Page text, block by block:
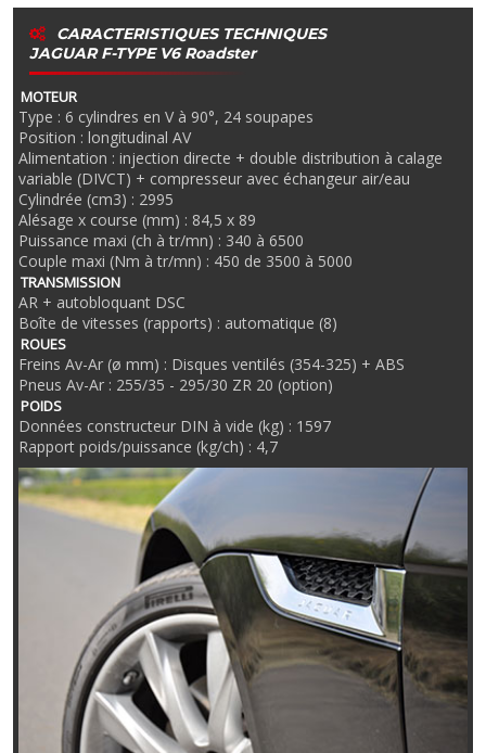
CARACTERISTIQUES TECHNIQUES
JAGUAR F-TYPE V6 Roadster
MOTEUR
Type : 6 cylindres en V à 90°, 24 soupapes
Position : longitudinal AV
Alimentation : injection directe + double distribution à calage
variable (DIVCT) + compresseur avec échangeur air/eau
Cylindrée (cm3) : 2995
Alésage x course (mm) : 84,5 x 89
Puissance maxi (ch à tr/mn) : 340 à 6500
Couple maxi (Nm à tr/mn) : 450 de 3500 à 5000
TRANSMISSION
AR + autobloquant DSC
Boîte de vitesses (rapports) : automatique (8)
ROUES
Freins Av-Ar (ø mm) : Disques ventilés (354-325) + ABS
Pneus Av-Ar : 255/35 - 295/30 ZR 20 (option)
POIDS
Données constructeur DIN à vide (kg) : 1597
Rapport poids/puissance (kg/ch) : 4,7